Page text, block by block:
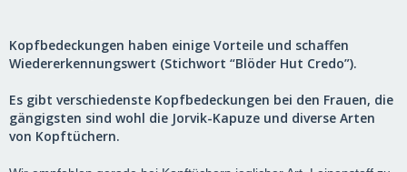
Kopfbedeckungen haben einige Vorteile und schaffen
Wiedererkennungswert (Stichwort “Blöder Hut Credo”).
Es gibt verschiedenste Kopfbedeckungen bei den Frauen, die
gängigsten sind wohl die Jorvik-Kapuze und diverse Arten
von Kopftüchern.